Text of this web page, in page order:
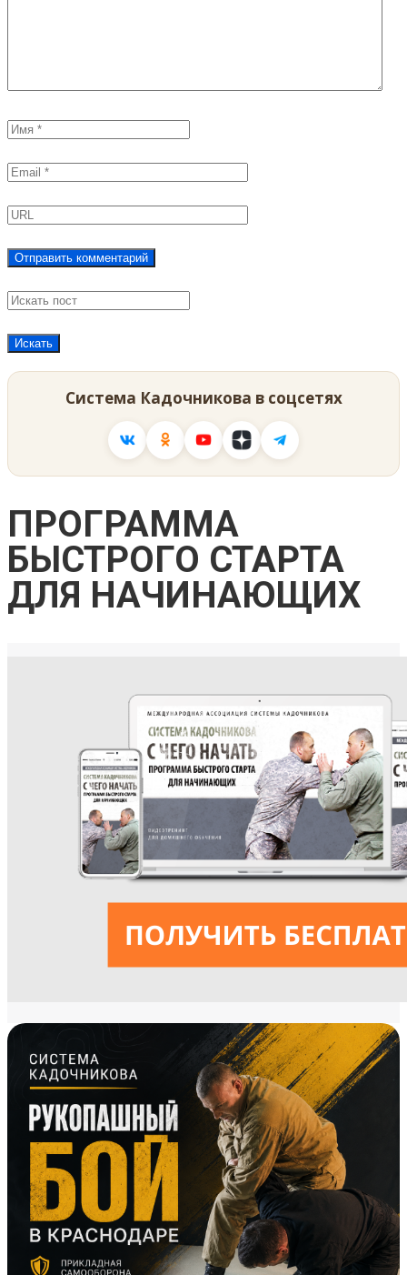
Система Кадочникова в соцсетях
ПРОГРАММА
БЫСТРОГО СТАРТА
ДЛЯ НАЧИНАЮЩИХ